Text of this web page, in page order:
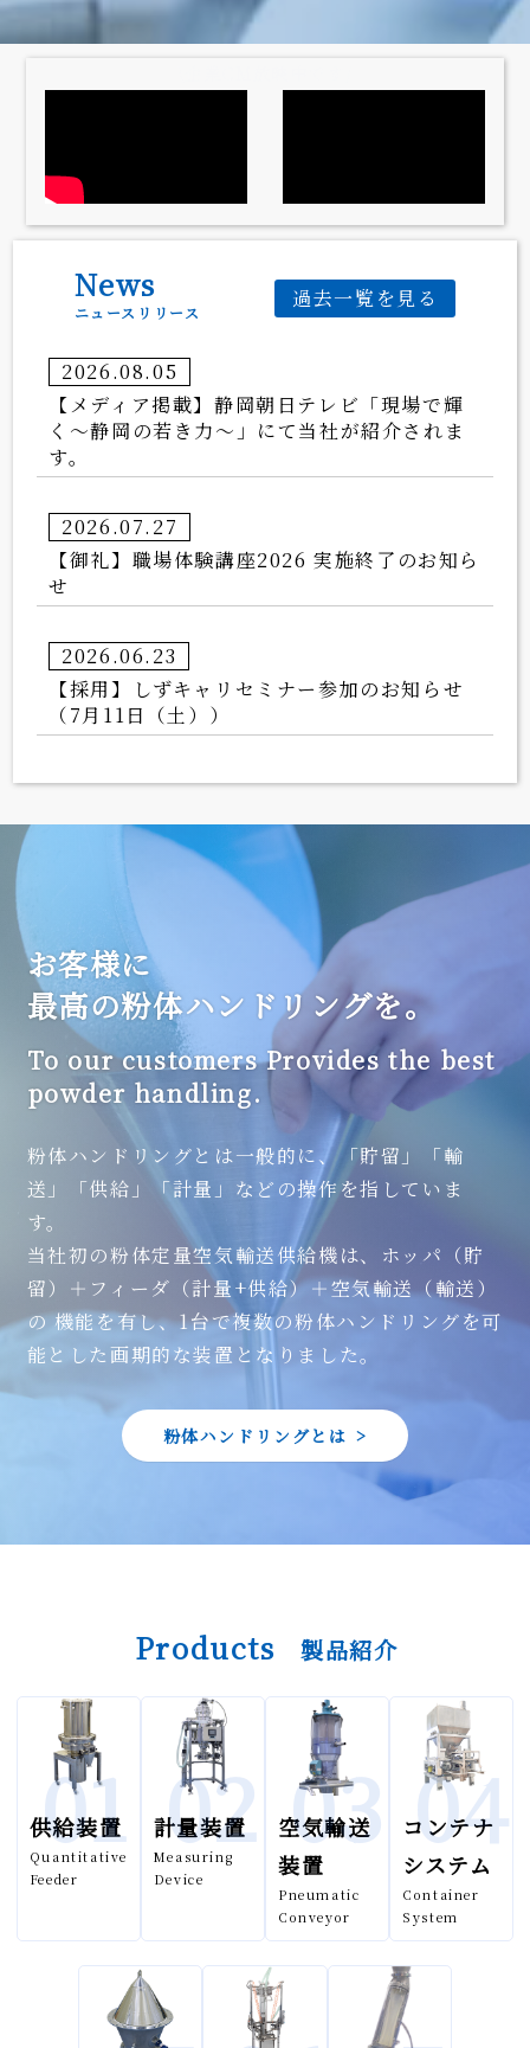
News
ニュースリリース 過去一覧を見る
2026.08.05
【メディア掲載】静岡朝日テレビ「現場で輝
く〜静岡の若き力〜」にて当社が紹介されま
す。
2026.07.27
【御礼】職場体験講座2026 実施終了のお知ら
せ
2026.06.23
【採用】しずキャリセミナー参加のお知らせ
（7月11日（土））
お客様に
最高の粉体ハンドリングを。
To our customers Provides the best
powder handling.
粉体ハンドリングとは一般的に、「貯留」「輸
送」「供給」「計量」などの操作を指していま
す。
当社初の粉体定量空気輸送供給機は、ホッパ（貯
留）＋フィーダ（計量+供給）＋空気輸送（輸送）
の機能を有し、1台で複数の粉体ハンドリングを可
能とした画期的な装置となりました。
粉体ハンドリングとは
Products 製品紹介
01
供給装置
Quantitative
Feeder
02
計量装置
Measuring
Device
03
空気輸送
装置
Pneumatic
Conveyor
04
コンテナ
システム
Container
System